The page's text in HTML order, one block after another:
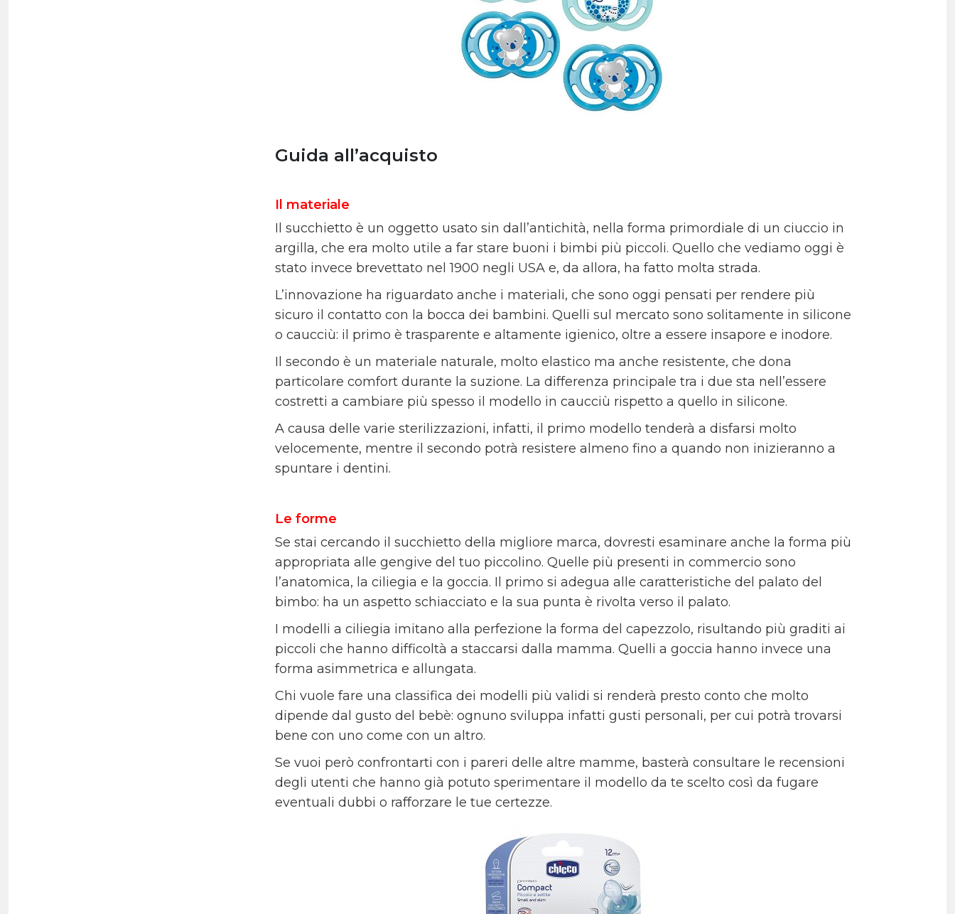
Guida all’acquisto
Il materiale
Il succhietto è un oggetto usato sin dall’antichità, nella forma primordiale di un ciuccio in
argilla, che era molto utile a far stare buoni i bimbi più piccoli. Quello che vediamo oggi è
stato invece brevettato nel 1900 negli USA e, da allora, ha fatto molta strada.
L’innovazione ha riguardato anche i materiali, che sono oggi pensati per rendere più
sicuro il contatto con la bocca dei bambini. Quelli sul mercato sono solitamente in silicone
o caucciù: il primo è trasparente e altamente igienico, oltre a essere insapore e inodore.
Il secondo è un materiale naturale, molto elastico ma anche resistente, che dona
particolare comfort durante la suzione. La differenza principale tra i due sta nell’essere
costretti a cambiare più spesso il modello in caucciù rispetto a quello in silicone.
A causa delle varie sterilizzazioni, infatti, il primo modello tenderà a disfarsi molto
velocemente, mentre il secondo potrà resistere almeno fino a quando non inizieranno a
spuntare i dentini.
Le forme
Se stai cercando il succhietto della migliore marca, dovresti esaminare anche la forma più
appropriata alle gengive del tuo piccolino. Quelle più presenti in commercio sono
l’anatomica, la ciliegia e la goccia. Il primo si adegua alle caratteristiche del palato del
bimbo: ha un aspetto schiacciato e la sua punta è rivolta verso il palato.
I modelli a ciliegia imitano alla perfezione la forma del capezzolo, risultando più graditi ai
piccoli che hanno difficoltà a staccarsi dalla mamma. Quelli a goccia hanno invece una
forma asimmetrica e allungata.
Chi vuole fare una classifica dei modelli più validi si renderà presto conto che molto
dipende dal gusto del bebè: ognuno sviluppa infatti gusti personali, per cui potrà trovarsi
bene con uno come con un altro.
Se vuoi però confrontarti con i pareri delle altre mamme, basterà consultare le recensioni
degli utenti che hanno già potuto sperimentare il modello da te scelto così da fugare
eventuali dubbi o rafforzare le tue certezze.